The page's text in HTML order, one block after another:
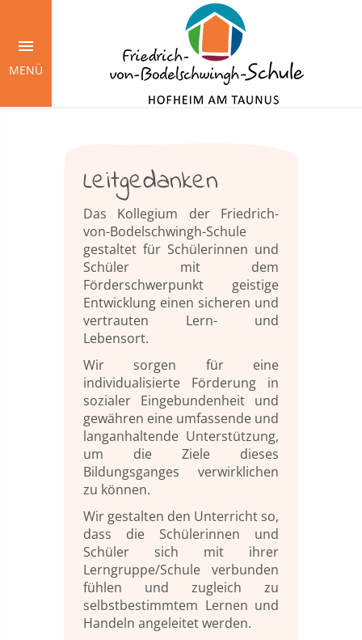
Inhalt
MENÜ
Leitgedanken
Das Kollegium der Friedrich-
von-Bodelschwingh-Schule
gestaltet für Schülerinnen und
Schüler mit dem
Förderschwerpunkt geistige
Entwicklung einen sicheren und
vertrauten Lern- und
Lebensort.
Wir sorgen für eine
individualisierte Förderung in
sozialer Eingebundenheit und
gewähren eine umfassende und
langanhaltende Unterstützung,
um die Ziele dieses
Bildungsganges verwirklichen
zu können.
Wir gestalten den Unterricht so,
dass die Schülerinnen und
Schüler sich mit ihrer
Lerngruppe/Schule verbunden
fühlen und zugleich zu
selbstbestimmtem Lernen und
Handeln angeleitet werden.